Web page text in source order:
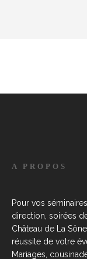
A PROPOS
Pour vos
direction, soirées
Château de La
réussite de votre
Mariages,